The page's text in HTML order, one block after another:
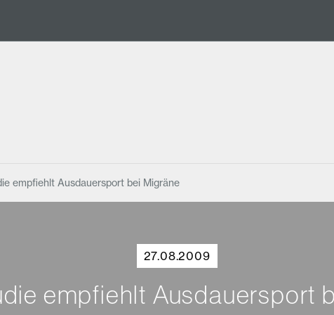
empfiehlt Ausdauersport bei Migräne
27.08.2009
empfiehlt Ausdauersport